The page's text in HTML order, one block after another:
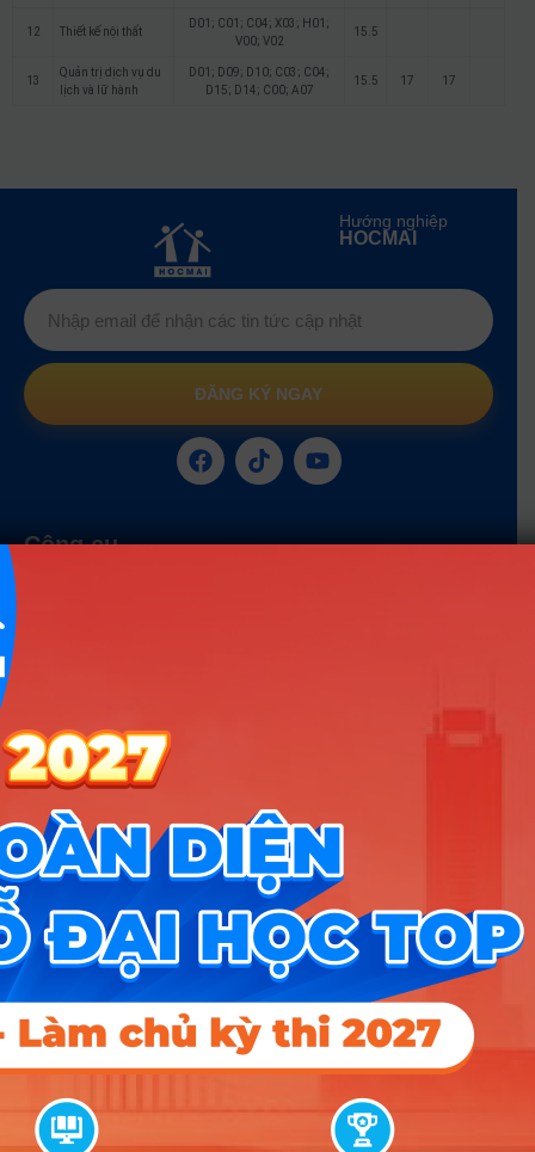
12 Thiết kế nội thất
D01; C01; C04; X03; H01;
V00; V02
15.5
13
Quản trị dịch vụ du
lịch và lữ hành
D01; D09; D10; C03; C04;
D15; D14; C00; A07
15.5 17 17
Hướng nghiệp
HOCMAI
ĐĂNG KÝ NGAY
Công cụ
Tin tuyển sinh Đại học
Về chúng tôi
Điều khoản dịch vụ
Chính sách bảo mật